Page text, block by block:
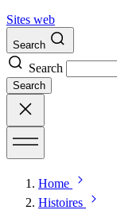
Sites web
Search
Search
Search
Home
Histoires